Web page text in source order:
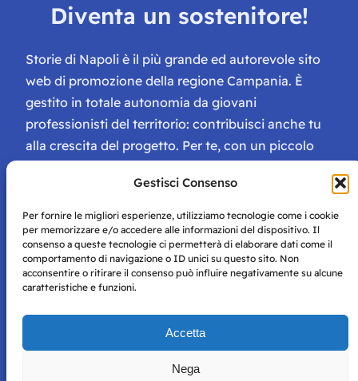
Gestisci Consenso
Per fornire le migliori esperienze, utilizziamo tecnologie come i cookie
per memorizzare e/o accedere alle informazioni del dispositivo. Il
consenso a queste tecnologie ci permetterà di elaborare dati come il
comportamento di navigazione o ID unici su questo sito. Non
acconsentire o ritirare il consenso può influire negativamente su alcune
caratteristiche e funzioni.
Accetta
Nega
Diventa un sostenitore!
Storie di Napoli è il più grande ed autorevole sito
web di promozione della regione Campania. È
gestito in totale autonomia da giovani
professionisti del territorio: contribuisci anche tu
alla crescita del progetto. Per te, con un piccolo
tessera di Storie Campane, libri e magazine gratis
e inviti ad eventi esclusivi!
Storie di Napoli è una testata registrata presso il tribunale di
per mero scopo didattico e informativo.